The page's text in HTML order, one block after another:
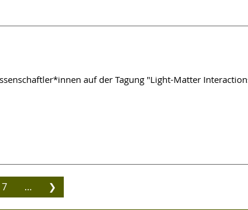
auf der Tagung "Light-Matter
7 … ❯